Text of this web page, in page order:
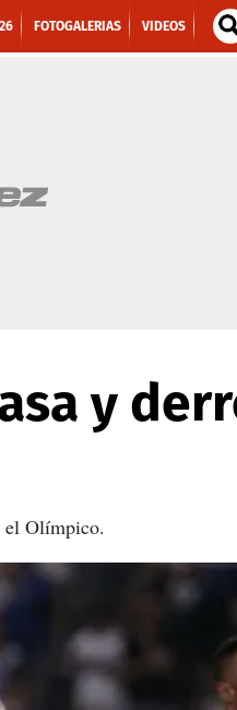
FOTOGALERIAS VIDEOS
y
el Olímpico.